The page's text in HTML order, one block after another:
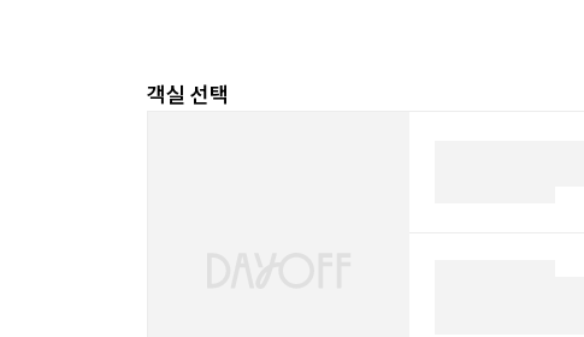
객실 선택